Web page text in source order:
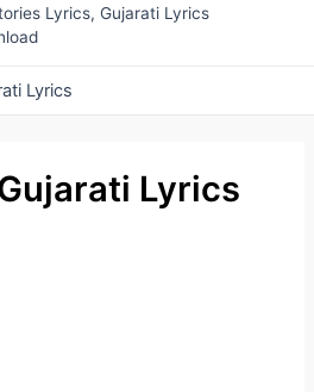
Lyrics, Gujarati Lyrics
Lyrics
Lyrics